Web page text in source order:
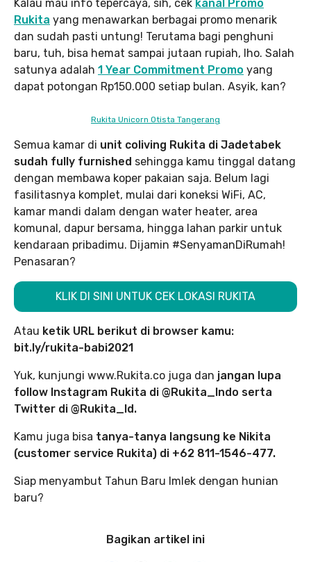
Kalau mau info tepercaya, sih, cek kanal Promo
Rukita yang menawarkan berbagai promo menarik
dan sudah pasti untung! Terutama bagi penghuni
baru, tuh, bisa hemat sampai jutaan rupiah, lho. Salah
satunya adalah 1 Year Commitment Promo yang
dapat potongan Rp150.000 setiap bulan. Asyik, kan?
Rukita Unicorn Otista Tangerang
Semua kamar di unit coliving Rukita di Jadetabek
sudah fully furnished sehingga kamu tinggal datang
dengan membawa koper pakaian saja. Belum lagi
fasilitasnya komplet, mulai dari koneksi WiFi, AC,
kamar mandi dalam dengan water heater, area
komunal, dapur bersama, hingga lahan parkir untuk
kendaraan pribadimu. Dijamin #SenyamanDiRumah!
Penasaran?
KLIK DI SINI UNTUK CEK LOKASI RUKITA
Atau ketik URL berikut di browser kamu:
bit.ly/rukita-babi2021
Yuk, kunjungi www.Rukita.co juga dan jangan lupa
follow Instagram Rukita di @Rukita_Indo serta
Twitter di @Rukita_Id.
Kamu juga bisa tanya-tanya langsung ke Nikita
(customer service Rukita) di +62 811-1546-477.
Siap menyambut Tahun Baru Imlek dengan hunian
baru?
Bagikan artikel ini